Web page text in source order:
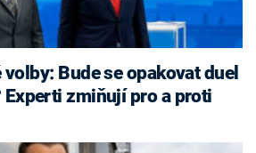
Experti zmiňují pro a proti